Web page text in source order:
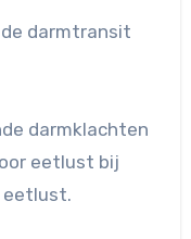
eetlust bij
eetlust.